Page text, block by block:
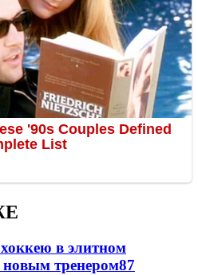
в элитном
новым тренером87